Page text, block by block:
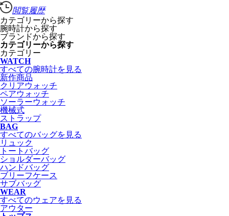
閲覧履歴
カテゴリーから探す
腕時計から探す
ブランドから探す
カテゴリーから探す
カテゴリー
WATCH
すべての腕時計を見る
新作商品
クリアウォッチ
ペアウォッチ
ソーラーウォッチ
機械式
ストラップ
BAG
すべてのバッグを見る
リュック
トートバッグ
ショルダーバッグ
ハンドバッグ
ブリーフケース
サブバッグ
WEAR
すべてのウェアを見る
アウター